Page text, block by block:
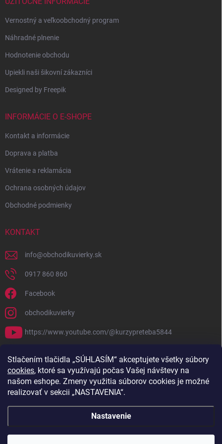
Stlačením tlačidla „SÚHLASÍM“ akceptujete všetky súbory
cookies, ktoré sa využívajú počas Vašej návštevy na
našom eshope. Zmeny využitia súborov cookies je možné
realizovať v sekcii „NASTAVENIA“.
Nastavenie
Vernostný a veľkoobchodný program
Náhradné plnenie
Hodnotenie obchodu
Upiekli naši šikovní zákazníci
Designed by Freepik
INFORMÁCIE O E-SHOPE
Kontakt a informácie
Doprava a platba
Vrátenie a reklamácia
Ochrana osobných údajov
Obchodné podmienky
KONTAKT
info@obchodikuvierky.sk
0917 860 860
Facebook
obchodikuvierky
https://www.youtube.com/@kurzypreteba5844
PRIJÍMAME ONLINE PLATBY
Copyright 2026Obchodík u Vierky. Všetky práva vyhradené.